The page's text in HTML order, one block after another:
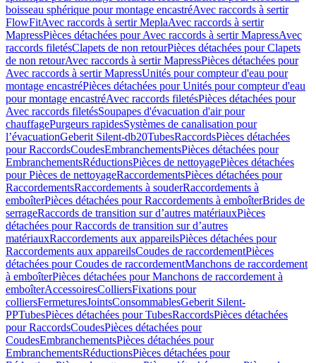
boisseau sphérique pour montage encastréAvec raccords à sertir
FlowFitAvec raccords à sertir MeplaAvec raccords à sertir
MapressPièces détachées pour Avec raccords à sertir MapressAvec
raccords filetésClapets de non retourPièces détachées pour Clapets
de non retourAvec raccords à sertir MapressPièces détachées pour
Avec raccords à sertir MapressUnités pour compteur d'eau pour
montage encastréPièces détachées pour Unités pour compteur d'eau
pour montage encastréAvec raccords filetésPièces détachées pour
Avec raccords filetésSoupapes d'évacuation d'air pour
chauffagePurgeurs rapidesSystèmes de canalisation pour
l’évacuationGeberit Silent-db20TubesRaccordsPièces détachées
pour RaccordsCoudesEmbranchementsPièces détachées pour
EmbranchementsRéductionsPièces de nettoyagePièces détachées
pour Pièces de nettoyageRaccordementsPièces détachées pour
RaccordementsRaccordements à souderRaccordements à
emboîterPièces détachées pour Raccordements à emboîterBrides de
serrageRaccords de transition sur d’autres matériauxPièces
détachées pour Raccords de transition sur d’autres
matériauxRaccordements aux appareilsPièces détachées pour
Raccordements aux appareilsCoudes de raccordementPièces
détachées pour Coudes de raccordementManchons de raccordement
à emboîterPièces détachées pour Manchons de raccordement à
emboîterAccessoiresColliersFixations pour
colliersFermeturesJointsConsommablesGeberit Silent-
PPTubesPièces détachées pour TubesRaccordsPièces détachées
pour RaccordsCoudesPièces détachées pour
CoudesEmbranchementsPièces détachées pour
EmbranchementsRéductionsPièces détachées pour